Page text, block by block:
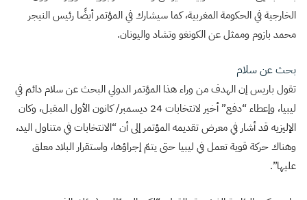
الخارجية في الحكومة المغربية، كما سيشارك في المؤتمر أيضًا رئيس النيجر
محمد بازوم وممثل عن الكونغو وتشاد واليونان.
بحث عن سلام
تقول باريس إن الهدف من وراء هذا المؤتمر الدولي البحث عن سلام دائم في
ليبيا، وإعطاء “دفع” أخير لانتخابات 24 ديسمبر/ كانون الأول المقبل، وكان
الإليزيه قد أشار في معرض تقديمه المؤتمر إلى أن “الانتخابات في متناول اليد،
وهناك حركة قوية تعمل في ليبيا حتى يتمّ إجراؤها، واستقرار البلاد معلق
عليها”.